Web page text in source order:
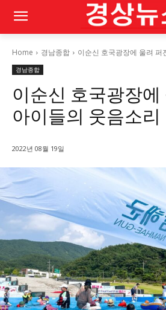
Home 경남종합 이순신 호국광장에 울려 퍼
경남종합
이순신 호국광장에
아이들의 웃음소리
2022년 08월 19일